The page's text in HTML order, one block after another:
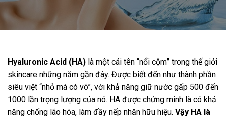
Hyaluronic Acid (HA) là một cái tên “nổi cộm” trong thế giới
skincare những năm gần đây. Được biết đến như thành phần
siêu việt “nhỏ mà có võ”, với khả năng giữ nước gấp 500 đến
1000 lần trọng lượng của nó. HA được chứng minh là có khả
năng chống lão hóa, làm đầy nếp nhăn hữu hiệu. Vậy HA là